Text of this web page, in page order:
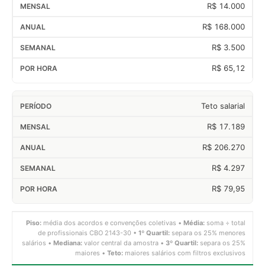
R$ 14.000
R$ 168.000
R$ 3.500
R$ 65,12
Teto salarial
R$ 17.189
R$ 206.270
R$ 4.297
R$ 79,95
Piso: média dos acordos e convenções coletivas • Média: soma ÷ total
de profissionais CBO 2143-30 • 1º Quartil: separa os 25% menores
salários • Mediana: valor central da amostra • 3º Quartil: separa os 25%
maiores • Teto: maiores salários com filtros exclusivos